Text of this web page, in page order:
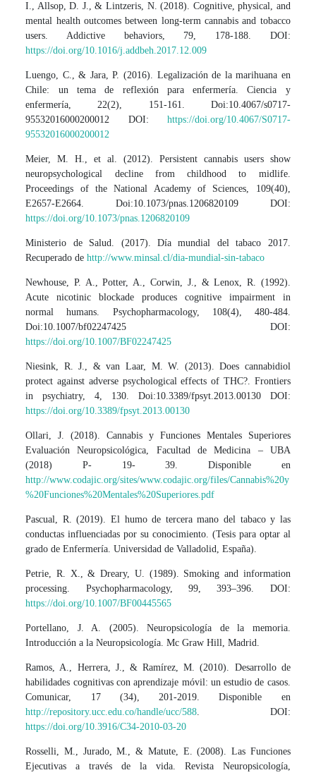
I., Allsop, D. J., & Lintzeris, N. (2018). Cognitive, physical, and
mental health outcomes between long-term cannabis and tobacco
users. Addictive behaviors, 79, 178-188. DOI:
https://doi.org/10.1016/j.addbeh.2017.12.009
Luengo, C., & Jara, P. (2016). Legalización de la marihuana en
Chile: un tema de reflexión para enfermería. Ciencia y
enfermería, 22(2), 151-161. Doi:10.4067/s0717-
95532016000200012 DOI: https://doi.org/10.4067/S0717-
95532016000200012
Meier, M. H., et al. (2012). Persistent cannabis users show
neuropsychological decline from childhood to midlife.
Proceedings of the National Academy of Sciences, 109(40),
E2657-E2664. Doi:10.1073/pnas.1206820109 DOI:
https://doi.org/10.1073/pnas.1206820109
Ministerio de Salud. (2017). Día mundial del tabaco 2017.
Recuperado dehttp://www.minsal.cl/dia-mundial-sin-tabaco
Newhouse, P. A., Potter, A., Corwin, J., & Lenox, R. (1992).
Acute nicotinic blockade produces cognitive impairment in
normal humans. Psychopharmacology, 108(4), 480-484.
Doi:10.1007/bf02247425 DOI:
https://doi.org/10.1007/BF02247425
Niesink, R. J., & van Laar, M. W. (2013). Does cannabidiol
protect against adverse psychological effects of THC?. Frontiers
in psychiatry, 4, 130. Doi:10.3389/fpsyt.2013.00130 DOI:
https://doi.org/10.3389/fpsyt.2013.00130
Ollari, J. (2018). Cannabis y Funciones Mentales Superiores
Evaluación Neuropsicológica, Facultad de Medicina – UBA
(2018) P- 19- 39. Disponible en
http://www.codajic.org/sites/www.codajic.org/files/Cannabis%20y
%20Funciones%20Mentales%20Superiores.pdf
Pascual, R. (2019). El humo de tercera mano del tabaco y las
conductas influenciadas por su conocimiento. (Tesis para optar al
grado de Enfermería. Universidad de Valladolid, España).
Petrie, R. X., & Dreary, U. (1989). Smoking and information
processing. Psychopharmacology, 99, 393–396. DOI:
https://doi.org/10.1007/BF00445565
Portellano, J. A. (2005). Neuropsicología de la memoria.
Introducción a la Neuropsicología. Mc Graw Hill, Madrid.
Ramos, A., Herrera, J., & Ramírez, M. (2010). Desarrollo de
habilidades cognitivas con aprendizaje móvil: un estudio de casos.
Comunicar, 17 (34), 201-2019. Disponible en
http://repository.ucc.edu.co/handle/ucc/588. DOI:
https://doi.org/10.3916/C34-2010-03-20
Rosselli, M., Jurado, M., & Matute, E. (2008). Las Funciones
Ejecutivas a través de la vida. Revista Neuropsicología,